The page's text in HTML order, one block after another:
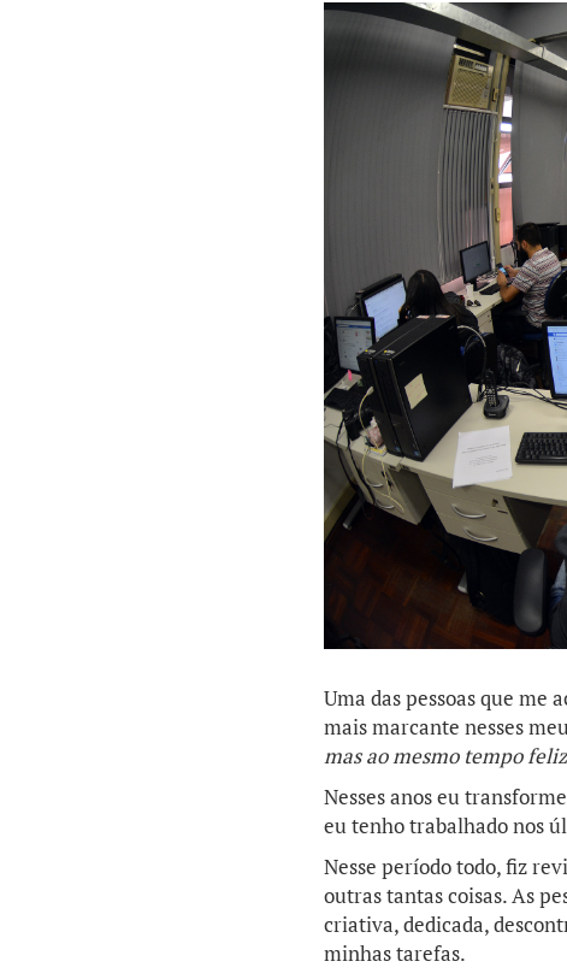
Uma das pessoas que me
mais marcante nesses
mas ao mesmo tempo
Nesses anos eu
eu tenho trabalhado nos
Nesse período todo, fiz
outras tantas coisas. As
criativa, dedicada,
minhas tarefas.